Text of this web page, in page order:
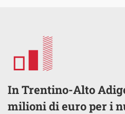
In Trentino-Alto
milioni di euro per i